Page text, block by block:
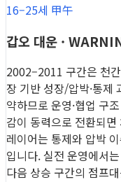
16–25세 甲午
갑오 대운 ·
2002–2011 구간은 천
장 기반 성장/압박·통제
약하므로 운영·협업 구
감이 동력으로 전환되
레이어는 통제와 압박
입니다. 실전 운영에서
다음 상승 구간의 점프